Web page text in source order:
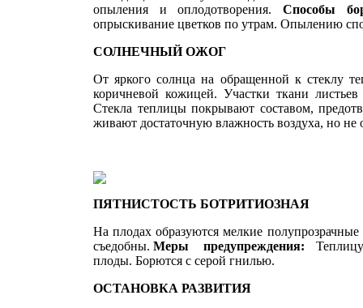
опыления и оплодотворения.Способы
опрыскивание цветков по ут­рам. Опылению
СОЛНЕЧНЫЙ ОЖОГ
От яркого солнца на обращенной к стеклу
коричневой кожицей. Уча­стки ткани
Стекла теплицы покры­вают составом,
живают достаточную влажность воздуха, но не
ПЯТНИСТОСТЬ БОТРИТИОЗНАЯ
На плодах образуются мелкие
съедобны.Меры предупреждения:
плоды. Борются с серой гнилью.
ОСТАНОВКА РАЗВИТИЯ